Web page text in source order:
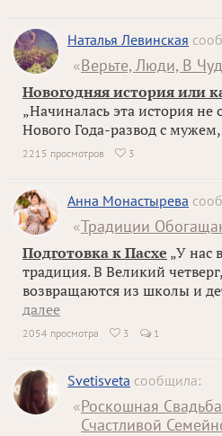
Наталья Левинская
«Верьте, Люди, В
Новогодняя история или
„Начиналась эта история не
Нового Года-развод с мужем,
2215 просмотров  3
Анна Монастырева
«Традиции
Подготовка к Пасхе „У нас
традиция. В Великий
возвращаются из школы и
далее
2054 просмотра  3 1
Svetisveta сообщила:
«Роскошная
Счастливой